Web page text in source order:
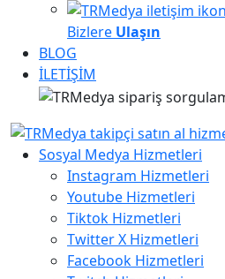
Bizlere Ulaşın
BLOG
İLETİŞİM
Sosyal Medya Hizmetleri
Instagram Hizmetleri
Youtube Hizmetleri
Tiktok Hizmetleri
Twitter X Hizmetleri
Facebook Hizmetleri